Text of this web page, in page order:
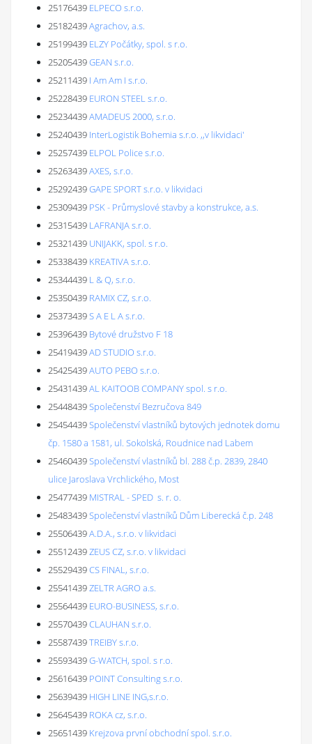
25176439 ELPECO s.r.o.
25182439Agrachov, a.s.
25199439 ELZY Počátky, spol. s r.o.
25205439GEAN s.r.o.
25211439 I Am Am I s.r.o.
25228439 EURON STEEL s.r.o.
25234439AMADEUS 2000, s.r.o.
25240439 InterLogistik Bohemia s.r.o. ,,v likvidaci'
25257439 ELPOL Police s.r.o.
25263439AXES, s.r.o.
25292439GAPE SPORT s.r.o. v likvidaci
25309439 PSK - Průmyslové stavby a konstrukce, a.s.
25315439 LAFRANJA s.r.o.
25321439 UNIJAKK, spol. s r.o.
25338439 KREATIVA s.r.o.
25344439 L & Q, s.r.o.
25350439 RAMIX CZ, s.r.o.
25373439S A E L A s.r.o.
25396439 Bytové družstvo F 18
25419439AD STUDIO s.r.o.
25425439AUTO PEBO s.r.o.
25431439AL KAITOOB COMPANY spol. s r.o.
25448439Společenství Bezručova 849
25454439Společenství vlastníků bytových jednotek domu
čp. 1580 a 1581, ul. Sokolská, Roudnice nad Labem
25460439Společenství vlastníků bl. 288 č.p. 2839, 2840
ulice Jaroslava Vrchlického, Most
25477439 MISTRAL - SPED s. r. o.
25483439Společenství vlastníků Dům Liberecká č.p. 248
25506439A.D.A., s.r.o. v likvidaci
25512439ZEUS CZ, s.r.o. v likvidaci
25529439CS FINAL, s.r.o.
25541439ZELTR AGRO a.s.
25564439 EURO-BUSINESS, s.r.o.
25570439CLAUHAN s.r.o.
25587439TREIBY s.r.o.
25593439G-WATCH, spol. s r.o.
25616439 POINT Consulting s.r.o.
25639439 HIGH LINE ING,s.r.o.
25645439 ROKA cz, s.r.o.
25651439 Krejzova první obchodní spol. s.r.o.